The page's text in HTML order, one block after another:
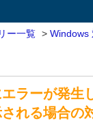
ー一覧 > Windows
エラーが発
れる場合の